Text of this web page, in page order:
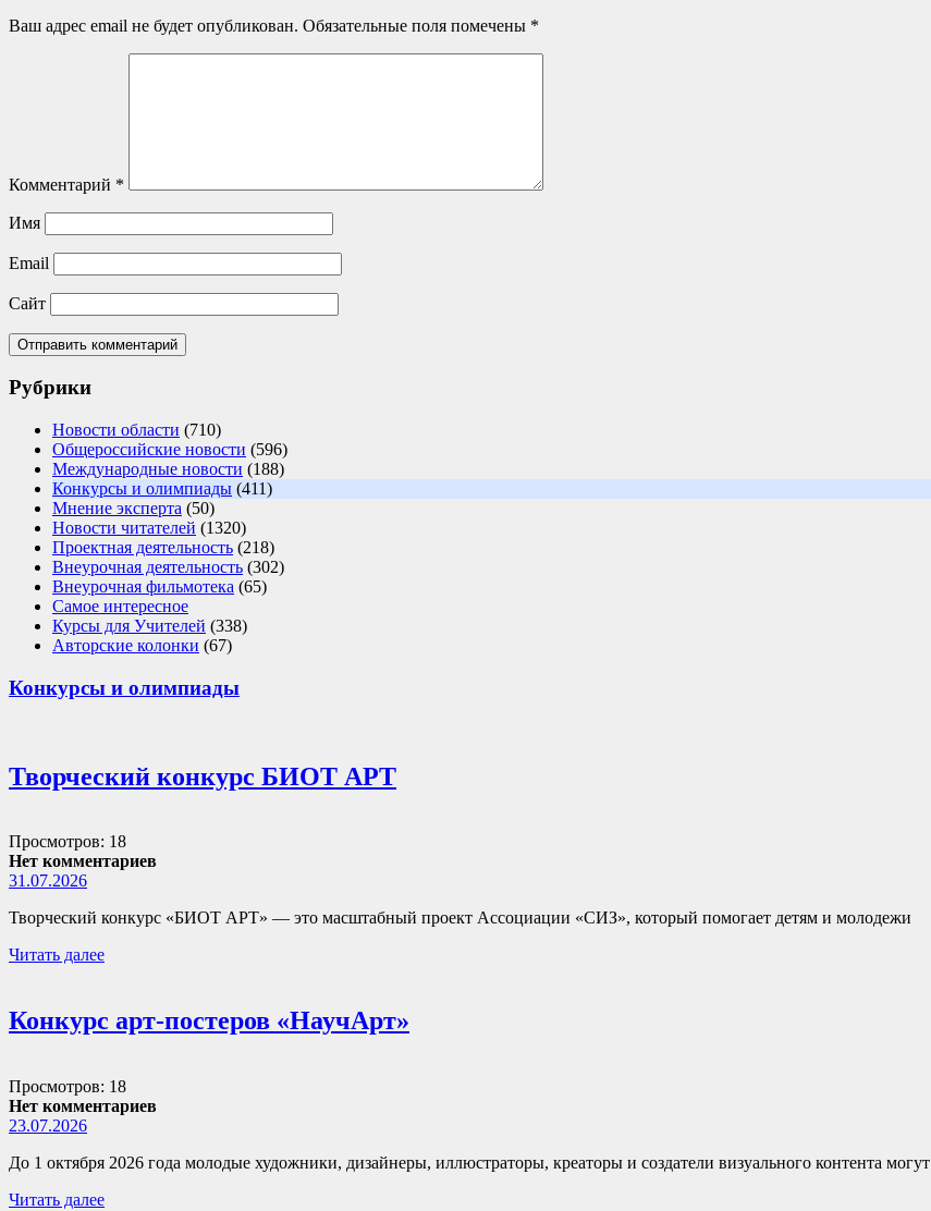
Ваш адрес email не будет опубликован. Обязательные поля помечены *
Комментарий *
Имя
Email
Сайт
Рубрики
Новости области (710)
Общероссийские новости (596)
Международные новости (188)
Конкурсы и олимпиады (411)
Мнение эксперта (50)
Новости читателей (1320)
Проектная деятельность (218)
Внеурочная деятельность (302)
Внеурочная фильмотека (65)
Самое интересное
Курсы для Учителей (338)
Авторские колонки (67)
Конкурсы и олимпиады
Творческий конкурс БИОТ АРТ
Просмотров: 18
Нет комментариев
31.07.2026
Творческий конкурс «БИОТ АРТ» — это масштабный проект Ассоциации «СИЗ», который помогает детям и молодежи
Читать далее
Конкурс арт-постеров «НаучАрт»
Просмотров: 18
Нет комментариев
23.07.2026
До 1 октября 2026 года молодые художники, дизайнеры, иллюстраторы, креаторы и создатели визуального контента могут
Читать далее